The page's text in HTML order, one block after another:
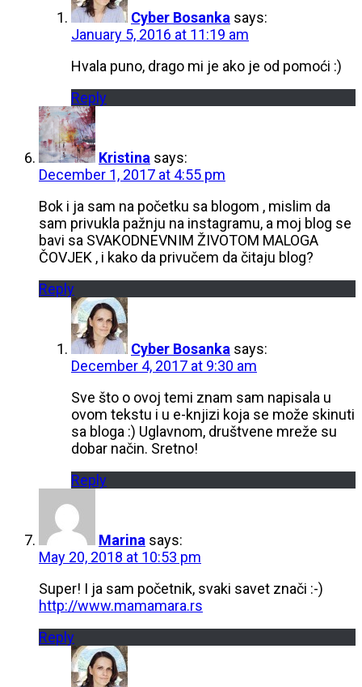
Cyber Bosanka says:
January 5, 2016 at 11:19 am
Hvala puno, drago mi je ako je od pomoći :)
Reply
Kristina says:
December 1, 2017 at 4:55 pm
Bok i ja sam na početku sa blogom , mislim da
sam privukla pažnju na instagramu, a moj blog se
bavi sa SVAKODNEVNIM ŽIVOTOM MALOGA
ČOVJEK , i kako da privučem da čitaju blog?
Reply
Cyber Bosanka says:
December 4, 2017 at 9:30 am
Sve što o ovoj temi znam sam napisala u
ovom tekstu i u e-knjizi koja se može skinuti
sa bloga :) Uglavnom, društvene mreže su
dobar način. Sretno!
Reply
Marina says:
May 20, 2018 at 10:53 pm
Super! I ja sam početnik, svaki savet znači :-)
http://www.mamamara.rs
Reply